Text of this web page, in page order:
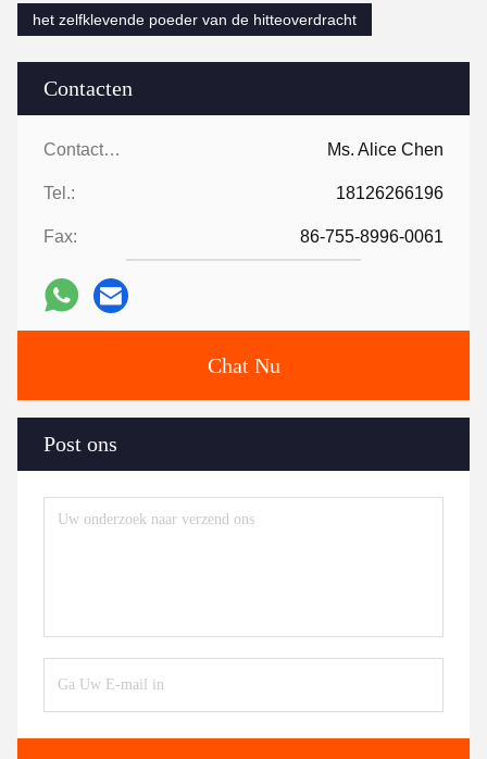
Contacten
Contacten: Ms. Alice Chen
Tel.: 18126266196
Fax: 86-755-8996-0061
Chat Nu
Post ons
het zelfklevende poeder van de hitteoverdracht